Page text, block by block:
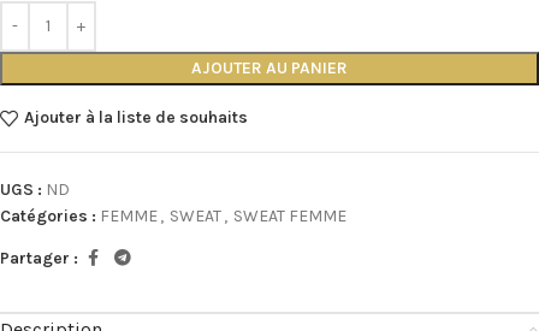
AJOUTER AU PANIER
Ajouter à la liste de souhaits
UGS : ND
Catégories : FEMME, SWEAT, SWEAT FEMME
Partager :